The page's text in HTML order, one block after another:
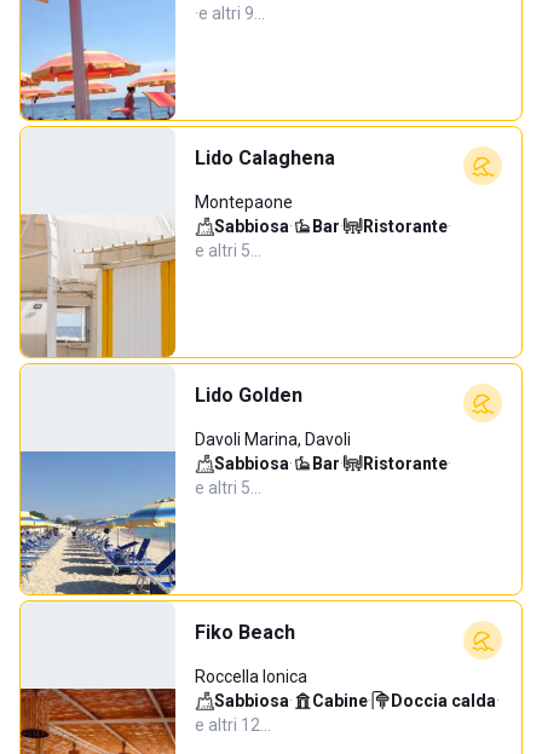
·e altri 9…
Lido Calaghena
Montepaone
Sabbiosa· Bar· Ristorante·
e altri 5…
Lido Golden
Davoli Marina, Davoli
Sabbiosa· Bar· Ristorante·
e altri 5…
Fiko Beach
Roccella Ionica
Sabbiosa· Cabine· Doccia calda·
e altri 12…